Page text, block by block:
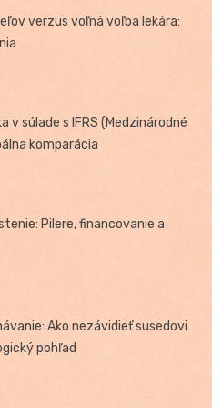
verzus voľná voľba lekára:
v súlade s IFRS (Medzinárodné
komparácia
Pilere, financovanie a
Ako nezávidieť susedovi
pohľad